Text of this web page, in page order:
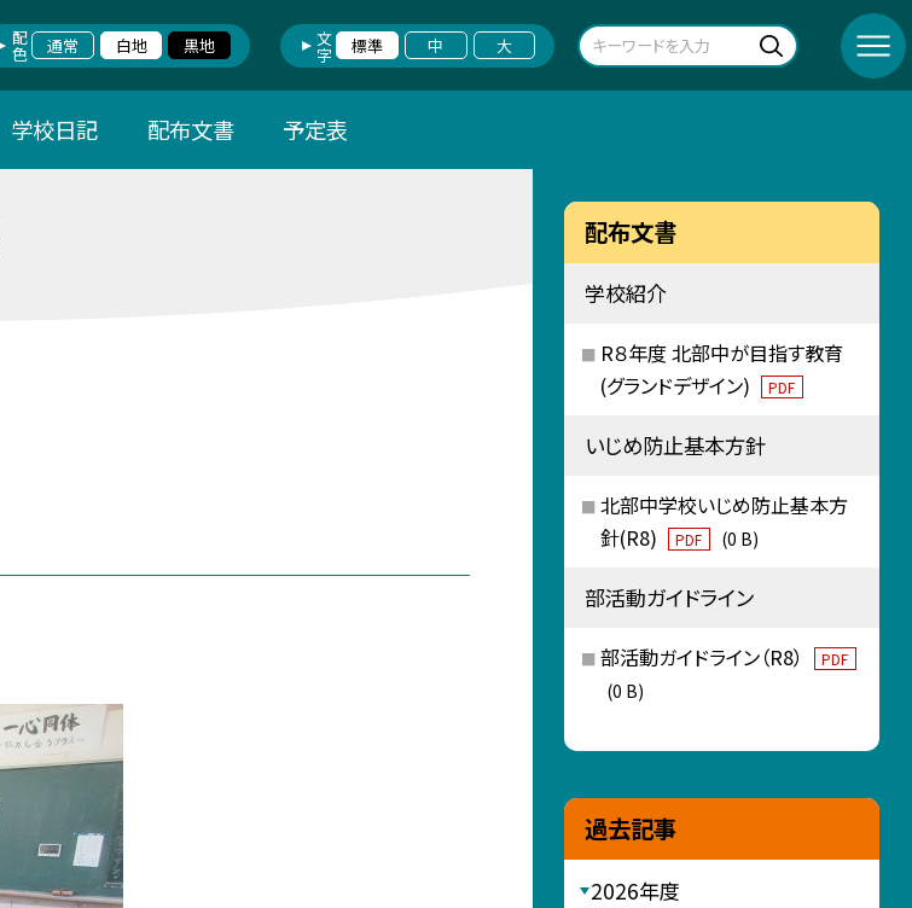
配色 通常 白地 黒地 文字 標準 中 大
学校日記 配布文書 予定表
配布文書
学校紹介
R８年度 北部中が目指す教育
(グランドデザイン)
PDF
いじめ防止基本方針
北部中学校いじめ防止基本方
針(R8)
PDF (0 B)
部活動ガイドライン
部活動ガイドライン（R8） PDF
(0 B)
過去記事
2026年度